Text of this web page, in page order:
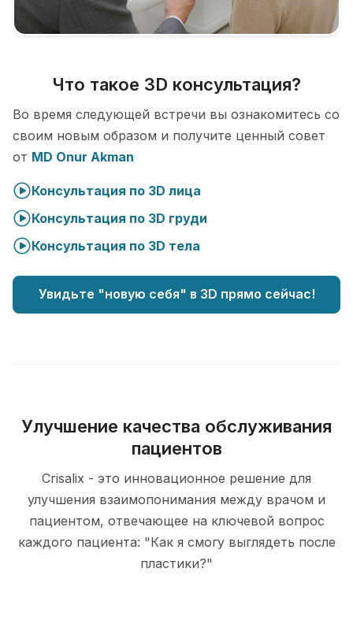
Что такое 3D консультация?
Во время следующей встречи вы ознакомитесь со
своим новым образом и получите ценный совет
от MD Onur Akman
Консультация по 3D лица
Консультация по 3D груди
Консультация по 3D тела
Увидьте "новую себя" в 3D прямо сейчас!
Улучшение качества обслуживания
пациентов
Crisalix - это инновационное решение для
улучшения взаимопонимания между врачом и
пациентом, отвечающее на ключевой вопрос
каждого пациента: "Как я смогу выглядеть после
пластики?"